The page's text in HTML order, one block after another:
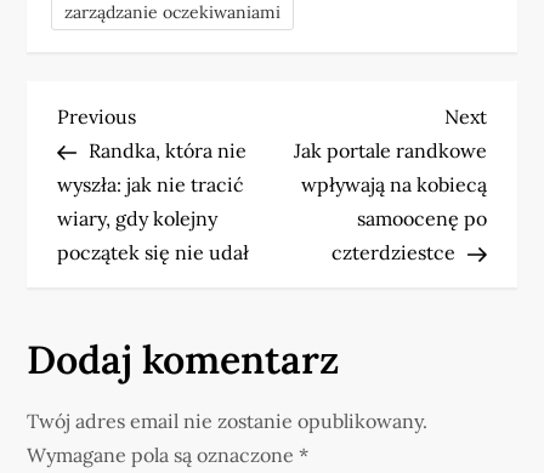
zarządzanie oczekiwaniami
N
a
w
a
c
Previous
Post
Previous
Randka, która nie
wyszła: jak nie tracić
wiary, gdy kolejny
początek się nie udał
Next
Post
Next
Jak portale randkowe
wpływają na kobiecą
samoocenę po
czterdziestce
Dodaj komentarz
Twój adres email nie zostanie opublikowany.
Wymagane pola są oznaczone*